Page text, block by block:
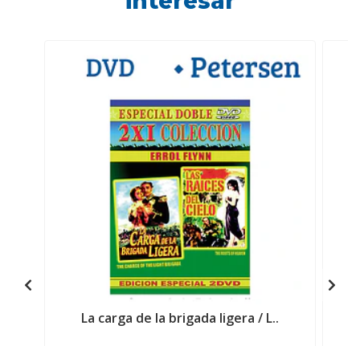
La carga de la brigada ligera / L..